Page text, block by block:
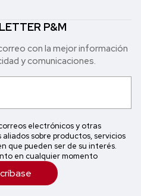
P&M
con la mejor in formación
y comunicaciones.
electrónicos y otras
aliados sobre productos, servicios
que pueden ser de su interés.
en cualquier momento